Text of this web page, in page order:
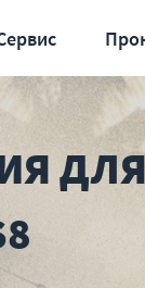
ДЛЯ